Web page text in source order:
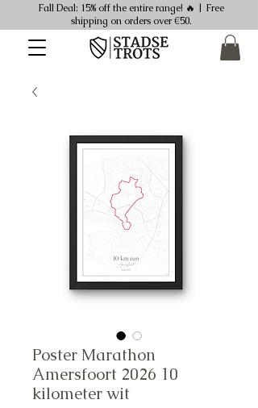
Fall Deal: 15% off the entire range! 🔥 | Free
shipping on orders over €50.
Poster Marathon
Amersfoort 2026 10
kilometer wit